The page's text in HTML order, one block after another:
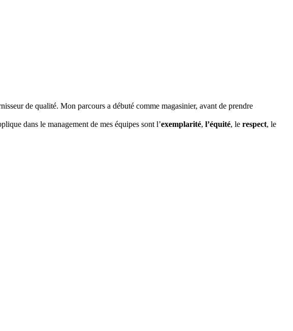
de qualité. Mon parcours a débuté comme magasinier, avant de prendre
dans le management de mes équipes sont l’exemplarité, l’équité, le respect, le